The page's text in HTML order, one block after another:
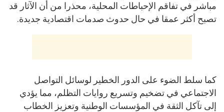
مباشر في تفاقم الإحباطات المحلية، محذرا من أن الآثار قد
تصبح أكثر عمقا في حال حدوث صدمات اقتصادية جديدة.
كما سلط الضوء على الدور الخطير لوسائل التواصل
الاجتماعي في تضخيم وتسريع روايات التظلم، مما يؤدي
إلى تآكل الثقة في المؤسسات الوطنية وتعزيز الخطاب